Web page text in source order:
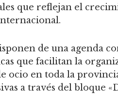
que reflejan el
de una agenda
que facilitan la
ocio en toda la
a través del bloque